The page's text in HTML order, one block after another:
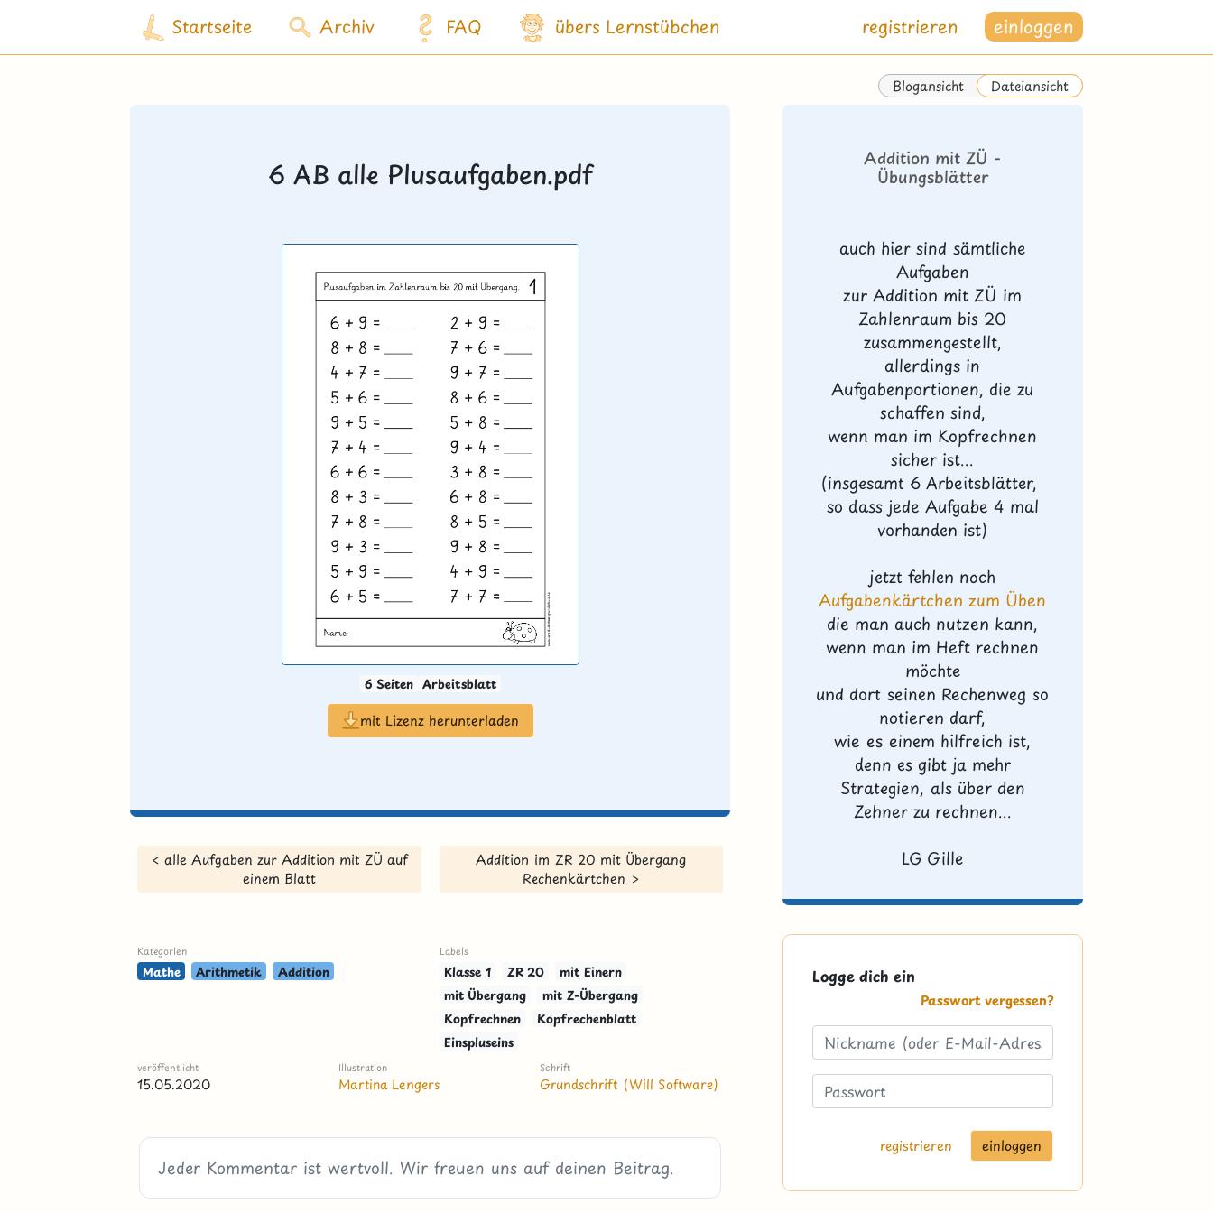
Startseite Archiv FAQ übers Lernstübchen registrieren einloggen
Blogansicht Dateiansicht
6 AB alle Plusaufgaben.pdf
6 Seiten Arbeitsblatt
mit Lizenz herunterladen
< alle Aufgaben zur Addition mit ZÜ auf
einem Blatt
Addition im ZR 20 mit Übergang
Rechenkärtchen >
Kategorien
Mathe Arithmetik Addition
Labels
Klasse 1 ZR 20
mit Einern
mit Übergang
mit Z-Übergang
Kopfrechnen
Kopfrechenblatt
Einspluseins
veröffentlicht
15.05.2020
Illustration
Martina Lengers
Schrift
Grundschrift (Will Software)
Addition mit ZÜ -
Übungsblätter
auch hier sind sämtliche
Aufgaben
zur Addition mit ZÜ im
Zahlenraum bis 20
zusammengestellt,
allerdings in
Aufgabenportionen, die zu
schaffen sind,
wenn man im Kopfrechnen
sicher ist...
(insgesamt 6 Arbeitsblätter,
so dass jede Aufgabe 4 mal
vorhanden ist)
jetzt fehlen noch
Aufgabenkärtchen zum Üben
die man auch nutzen kann,
wenn man im Heft rechnen
möchte
und dort seinen Rechenweg so
notieren darf,
wie es einem hilfreich ist,
denn es gibt ja mehr
Strategien, als über den
Zehner zu rechnen...
LG Gille
Logge dich ein
Passwort vergessen?
registrieren